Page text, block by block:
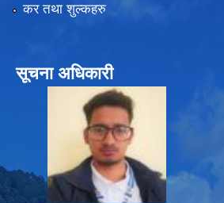
कर तथा शुल्कहरु
सूचना अधिकारी